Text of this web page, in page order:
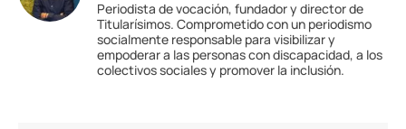
Periodista de vocación, fundador y director de
Titularísimos. Comprometido con un periodismo
socialmente responsable para visibilizar y
empoderar a las personas con discapacidad, a los
colectivos sociales y promover la inclusión.